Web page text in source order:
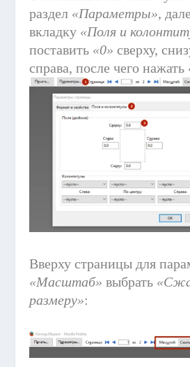
раздел «Параметры»,
вкладку «Поля и
поставить «0» сверху,
справа, после чего нажать
Вверху страницы для
«Масштаб» выбрать
размеру»: